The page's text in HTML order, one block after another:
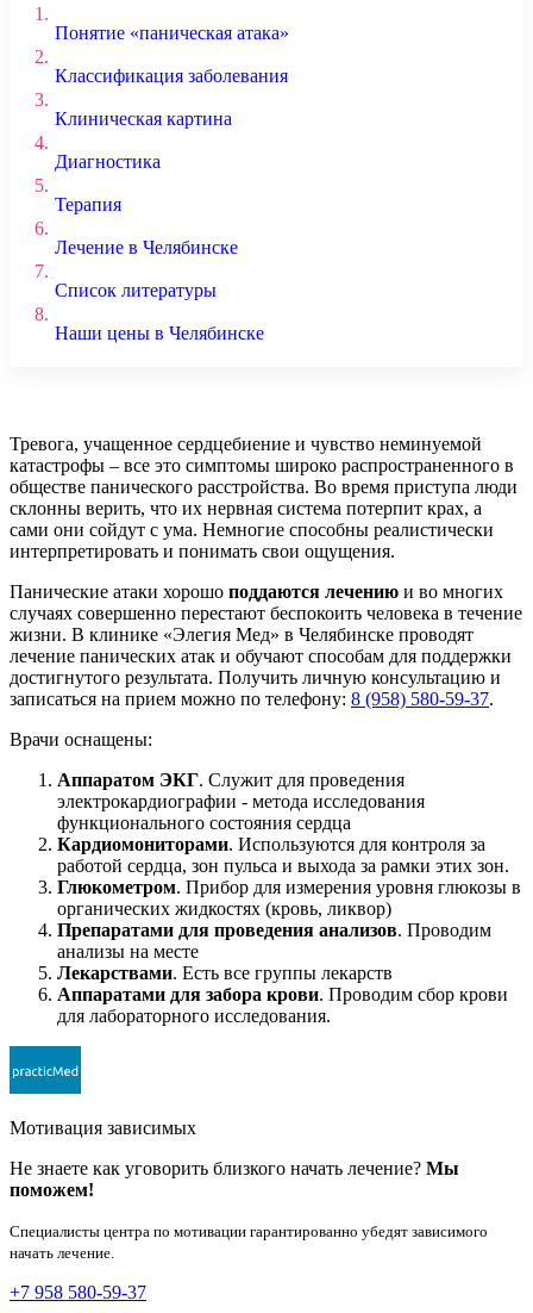
1.
Понятие «паническая атака»
2.
Классификация заболевания
3.
Клиническая картина
4.
Диагностика
5.
Терапия
6.
Лечение в Челябинске
7.
Список литературы
8.
Наши цены в Челябинске
Тревога, учащенное сердцебиение и чувство неминуемой
катастрофы – все это симптомы широко распространенного в
обществе панического расстройства. Во время приступа люди
склонны верить, что их нервная система потерпит крах, а
сами они сойдут с ума. Немногие способны реалистически
интерпретировать и понимать свои ощущения.
Панические атаки хорошо поддаются лечению и во многих
случаях совершенно перестают беспокоить человека в течение
жизни. В клинике «Элегия Мед» в Челябинске проводят
лечение панических атак и обучают способам для поддержки
достигнутого результата. Получить личную консультацию и
записаться на прием можно по телефону: 8 (958) 580-59-37.
Врачи оснащены:
Аппаратом ЭКГ. Служит для проведения
электрокардиографии - метода исследования
функционального состояния сердца
Кардиомониторами. Используются для контроля за
работой сердца, зон пульса и выхода за рамки этих зон.
Глюкометром. Прибор для измерения уровня глюкозы в
органических жидкостях (кровь, ликвор)
Препаратами для проведения анализов. Проводим
анализы на месте
Лекарствами. Есть все группы лекарств
Аппаратами для забора крови. Проводим сбор крови
для лабораторного исследования.
Мотивация зависимых
Не знаете как уговорить близкого начать лечение? Мы
поможем!
Специалисты центра по мотивации гарантированно убедят зависимого
начать лечение.
+7 958 580-59-37